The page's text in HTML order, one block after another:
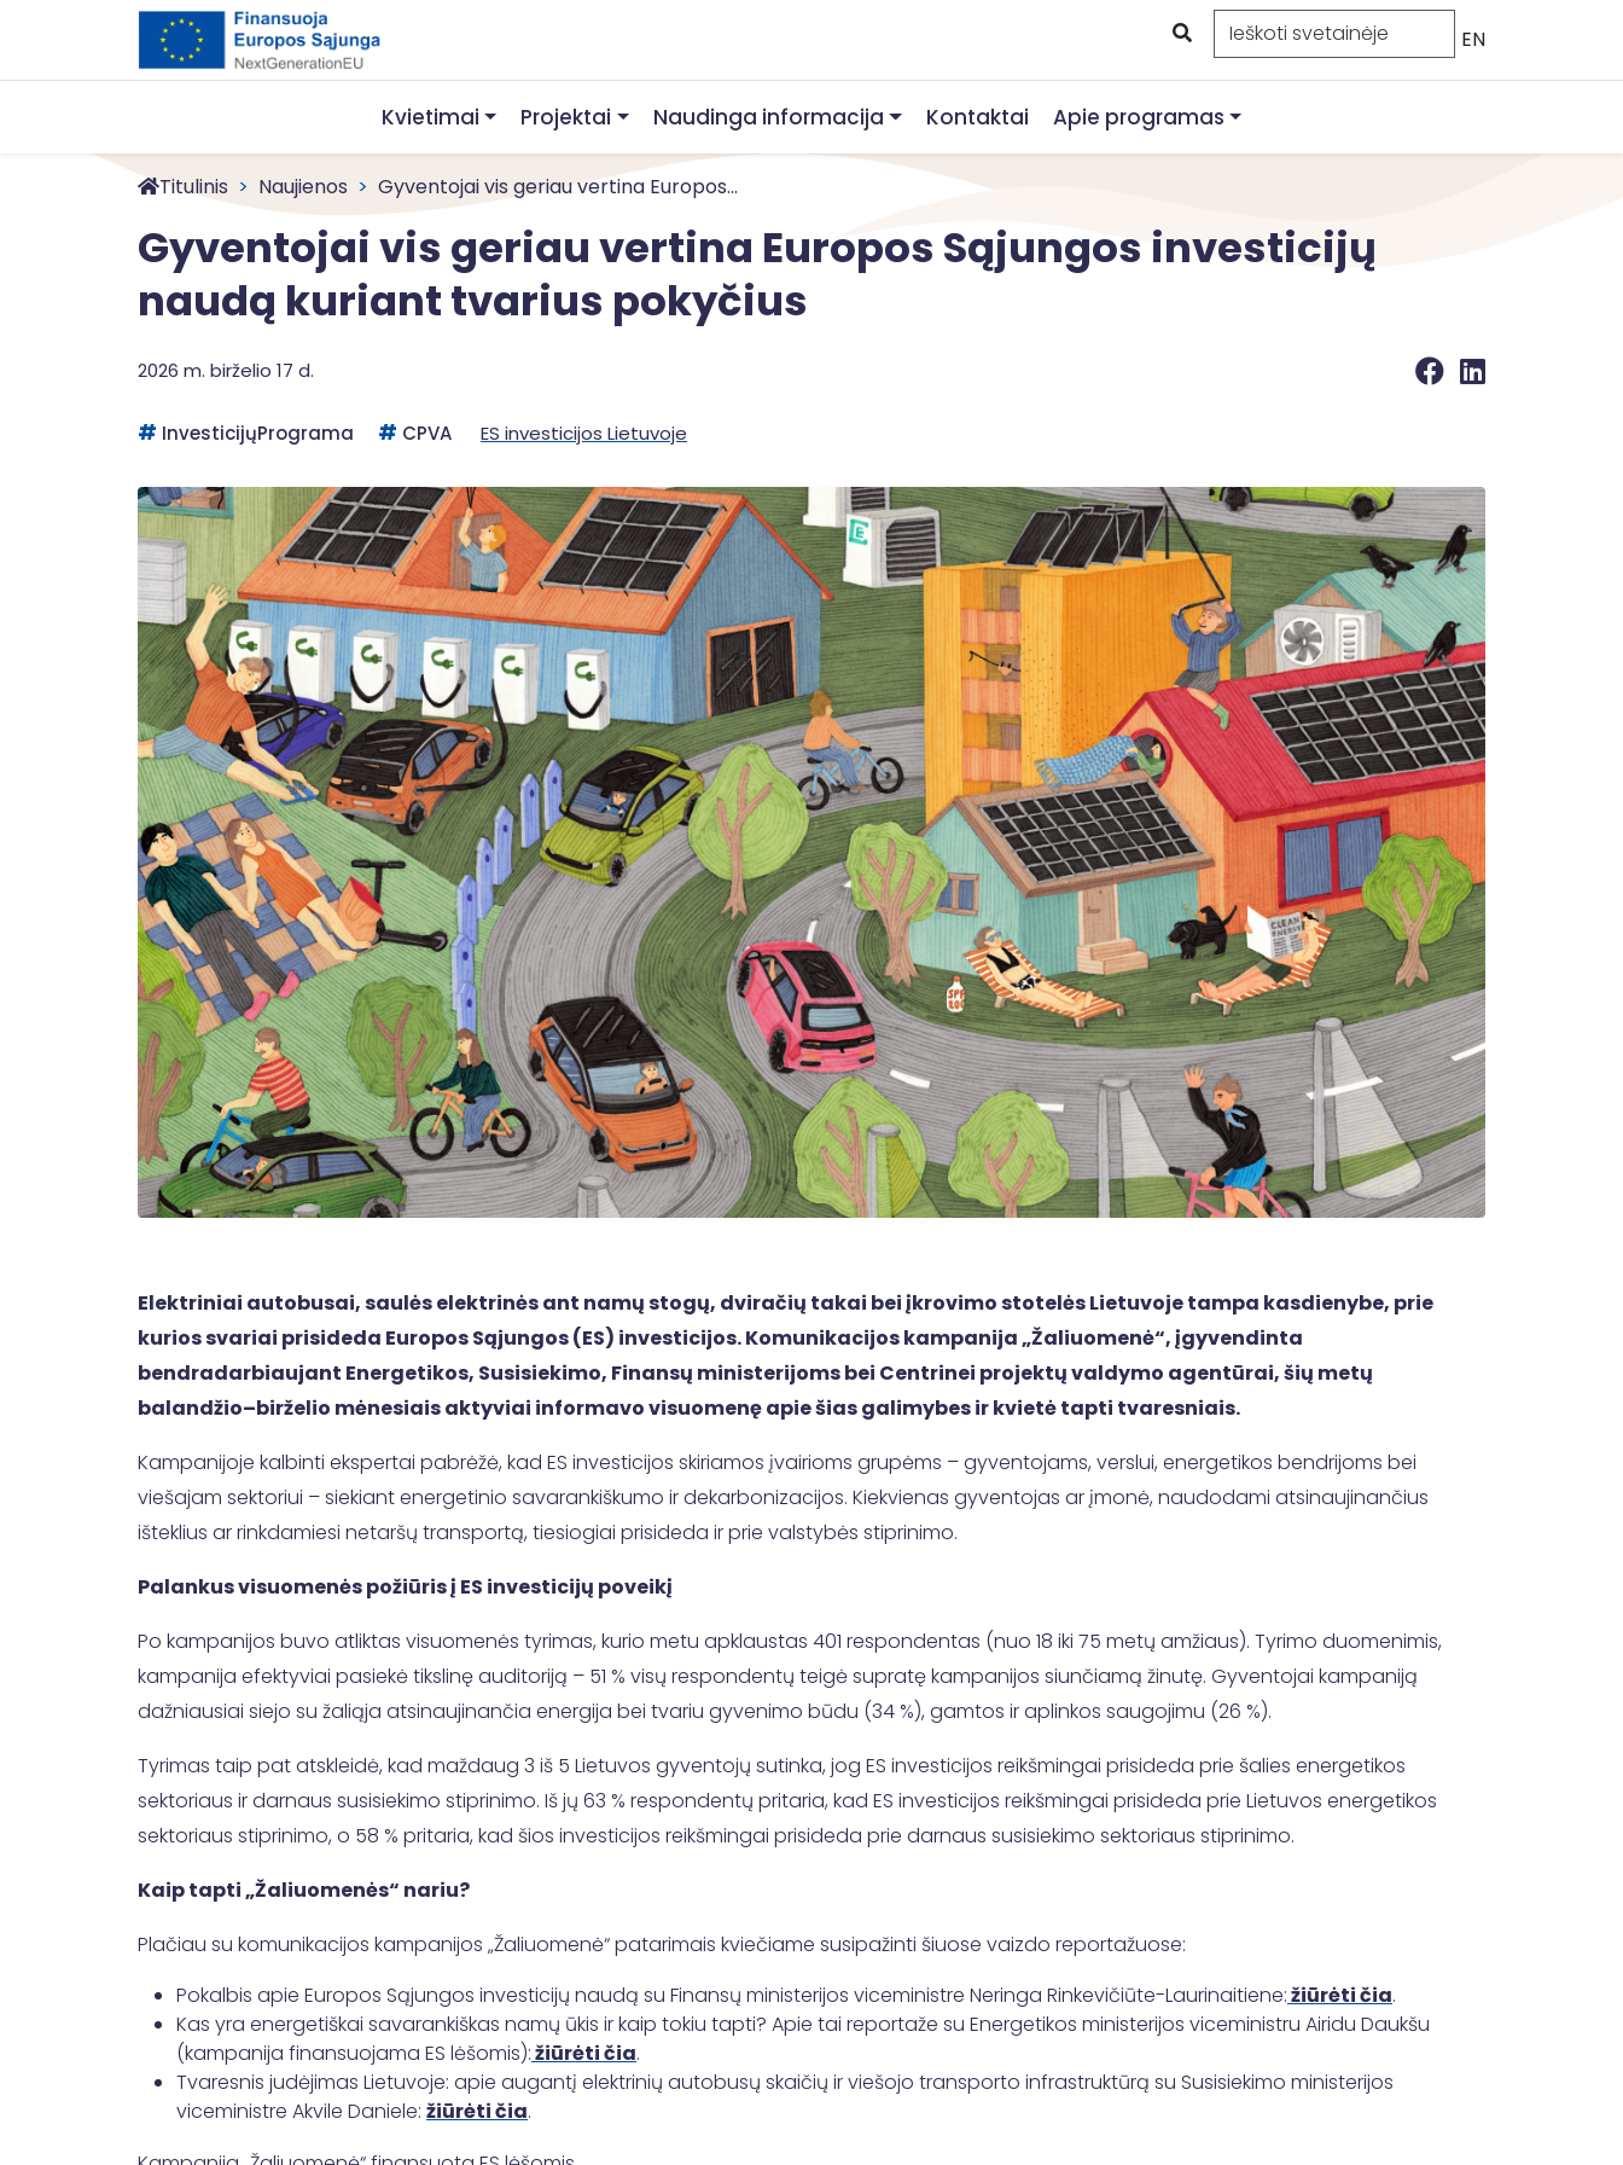
EN
Kvietimai Projektai Naudinga informacija Kontaktai Apie programas
Titulinis Naujienos Gyventojai vis geriau vertina Europos...
Gyventojai vis geriau vertina Europos Sąjungos investicijų
naudą kuriant tvarius pokyčius
2026 m. birželio 17 d.
InvesticijųPrograma CPVA ES investicijos Lietuvoje
Elektriniai autobusai, saulės elektrinės ant namų stogų, dviračių takai bei įkrovimo stotelės Lietuvoje tampa kasdienybe, prie
kurios svariai prisideda Europos Sąjungos (ES) investicijos. Komunikacijos kampanija „Žaliuomenė“, įgyvendinta
bendradarbiaujant Energetikos, Susisiekimo, Finansų ministerijoms bei Centrinei projektų valdymo agentūrai, šių metų
balandžio–birželio mėnesiais aktyviai informavo visuomenę apie šias galimybes ir kvietė tapti tvaresniais.
Kampanijoje kalbinti ekspertai pabrėžė, kad ES investicijos skiriamos įvairioms grupėms – gyventojams, verslui, energetikos bendrijoms bei
viešajam sektoriui – siekiant energetinio savarankiškumo ir dekarbonizacijos. Kiekvienas gyventojas ar įmonė, naudodami atsinaujinančius
išteklius ar rinkdamiesi netaršų transportą, tiesiogiai prisideda ir prie valstybės stiprinimo.
Palankus visuomenės požiūris į ES investicijų poveikį
Po kampanijos buvo atliktas visuomenės tyrimas, kurio metu apklaustas 401 respondentas (nuo 18 iki 75 metų amžiaus). Tyrimo duomenimis,
kampanija efektyviai pasiekė tikslinę auditoriją – 51 % visų respondentų teigė supratę kampanijos siunčiamą žinutę. Gyventojai kampaniją
dažniausiai siejo su žaliąja atsinaujinančia energija bei tvariu gyvenimo būdu (34 %), gamtos ir aplinkos saugojimu (26 %).
Tyrimas taip pat atskleidė, kad maždaug 3 iš 5 Lietuvos gyventojų sutinka, jog ES investicijos reikšmingai prisideda prie šalies energetikos
sektoriaus ir darnaus susisiekimo stiprinimo. Iš jų 63 % respondentų pritaria, kad ES investicijos reikšmingai prisideda prie Lietuvos energetikos
sektoriaus stiprinimo, o 58 % pritaria, kad šios investicijos reikšmingai prisideda prie darnaus susisiekimo sektoriaus stiprinimo.
Kaip tapti „Žaliuomenės“ nariu?
Plačiau su komunikacijos kampanijos „Žaliuomenė“ patarimais kviečiame susipažinti šiuose vaizdo reportažuose:
Pokalbis apie Europos Sąjungos investicijų naudą su Finansų ministerijos viceministre Neringa Rinkevičiūte-Laurinaitiene:žiūrėti čia.
Kas yra energetiškai savarankiškas namų ūkis ir kaip tokiu tapti? Apie tai reportaže su Energetikos ministerijos viceministru Airidu Daukšu
(kampanija finansuojama ES lėšomis):žiūrėti čia.
Tvaresnis judėjimas Lietuvoje: apie augantį elektrinių autobusų skaičių ir viešojo transporto infrastruktūrą su Susisiekimo ministerijos
viceministre Akvile Daniele: žiūrėti čia.